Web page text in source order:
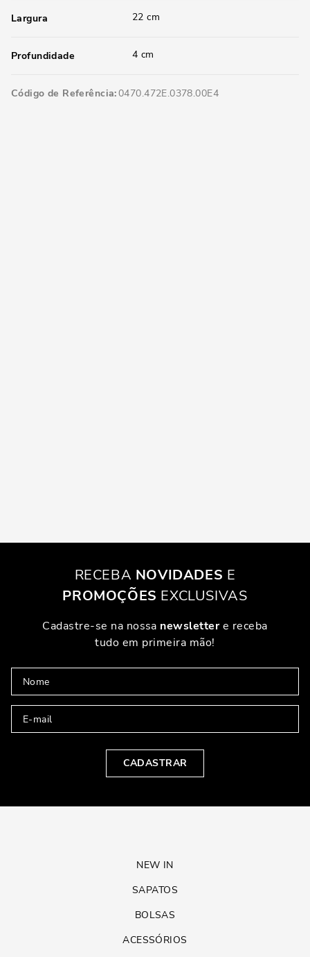
Largura 22 cm
Profundidade 4 cm
Código de Referência 0470.472E.0378.00E4
RECEBA NOVIDADES E
PROMOÇÕES EXCLUSIVAS
Cadastre-se na nossa newslettere receba
tudo em primeira mão!
CADASTRAR
NEW IN
SAPATOS
BOLSAS
ACESSÓRIOS